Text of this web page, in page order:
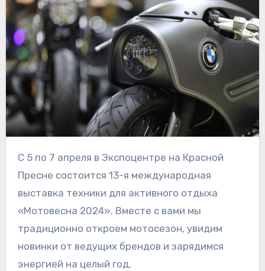
С 5 по 7 апреля в Экспоцентре на Красной
Пресне состоится 13-я международная
выставка техники для активного отдыха
«Мотовесна 2024». Вместе с вами мы
традиционно откроем мотосезон, увидим
новинки от ведущих брендов и зарядимся
энергией на целый год.